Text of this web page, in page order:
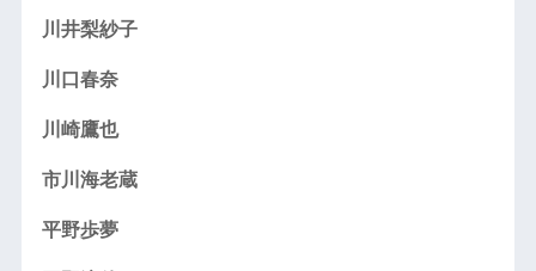
川井梨紗子
川口春奈
川崎鷹也
市川海老蔵
平野歩夢